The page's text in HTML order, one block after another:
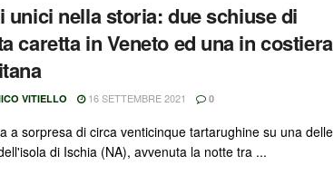
unici nella storia: due schiuse di
caretta in Veneto ed una in costiera
VITIELLO 16 SETTEMBRE 2021 0
a sorpresa di circa venticinque tartarughine su una delle
di Ischia (NA), avvenuta la notte tra ...